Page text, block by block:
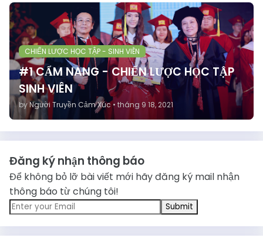
CHIẾN LƯỢC HỌC TẬP - SINH VIÊN
#1 CẨM NANG - CHIẾN LƯỢC HỌC TẬP
SINH VIÊN
by Người Truyền Cảm Xúc• tháng 9 18, 2021
Đăng ký nhận thông báo
Để không bỏ lỡ bài viết mới hãy đăng ký mail nhận
thông báo từ chúng tôi!